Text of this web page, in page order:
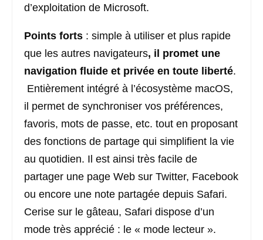
d’exploitation de Microsoft.
Points forts : simple à utiliser et plus rapide
que les autres navigateurs, il promet une
navigation fluide et privée en toute liberté.
Entièrement intégré à l’écosystème macOS,
il permet de synchroniser vos préférences,
favoris, mots de passe, etc. tout en proposant
des fonctions de partage qui simplifient la vie
au quotidien. Il est ainsi très facile de
partager une page Web sur Twitter, Facebook
ou encore une note partagée depuis Safari.
Cerise sur le gâteau, Safari dispose d’un
mode très apprécié : le « mode lecteur ».